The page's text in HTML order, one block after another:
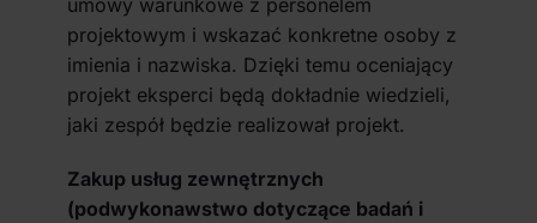
umowy warunkowe z personelem
projektowym i wskazać konkretne osoby z
imienia i nazwiska. Dzięki temu oceniający
projekt eksperci będą dokładnie wiedzieli,
jaki zespół będzie realizował projekt.
Zakup usług zewnętrznych
(podwykonawstwo dotyczące badań i